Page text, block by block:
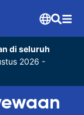
di seluruh
2026 -